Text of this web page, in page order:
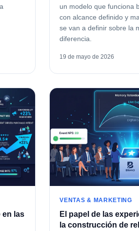
un modelo que funciona
con alcance definido y
se van a definir sobre la
diferencia.
19 de mayo de 2026
en las
VENTAS & MARKETING
El papel de las
la construcción de